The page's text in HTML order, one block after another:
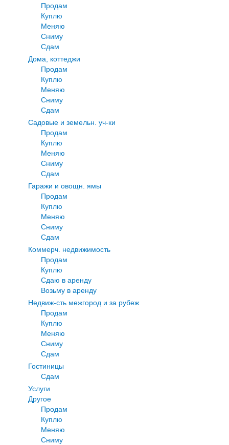
Продам
Куплю
Меняю
Сниму
Сдам
Дома, коттеджи
Продам
Куплю
Меняю
Сниму
Сдам
Садовые и земельн. уч-ки
Продам
Куплю
Меняю
Сниму
Сдам
Гаражи и овощн. ямы
Продам
Куплю
Меняю
Сниму
Сдам
Коммерч. недвижимость
Продам
Куплю
Сдаю в аренду
Возьму в аренду
Недвиж-сть межгород и за рубеж
Продам
Куплю
Меняю
Сниму
Сдам
Гостиницы
Сдам
Услуги
Другое
Продам
Куплю
Меняю
Сниму